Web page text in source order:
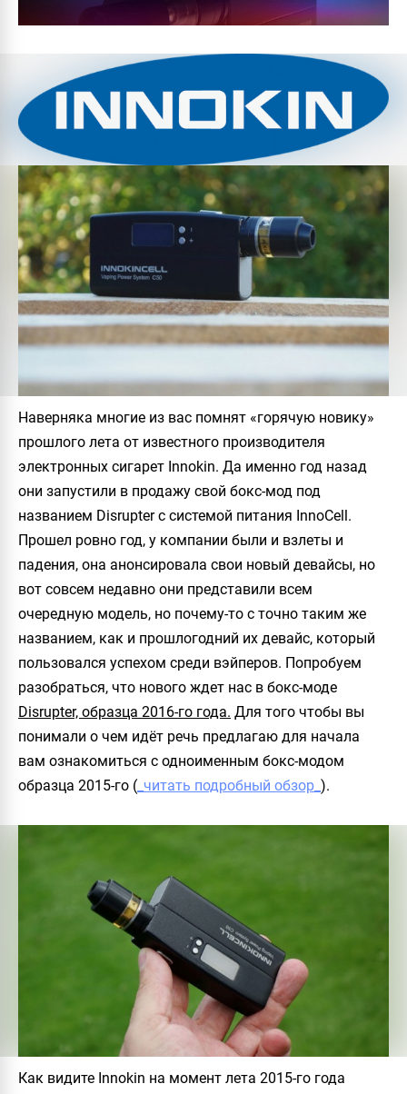
Наверняка многие из вас помнят «горячую новику»
прошлого лета от известного производителя
электронных сигарет Innokin. Да именно год назад
они запустили в продажу свой бокс-мод под
названием Disrupterс системой питания InnoCell.
Прошел ровно год, у компании были и взлеты и
падения, она анонсировала свои новый девайсы, но
вот совсем недавно они представили всем
очередную модель, но почему-то с точно таким же
названием, как и прошлогодний их девайс, который
пользовался успехом среди вэйперов. Попробуем
разобраться, что нового ждет нас в бокс-моде
Disrupter, образца 2016-го года. Для того чтобы вы
понимали о чем идёт речь предлагаю для начала
вам ознакомиться с одноименным бокс-модом
образца 2015-го ( _читать подробный обзор_ ).
Как видите Innokin на момент лета 2015-го года